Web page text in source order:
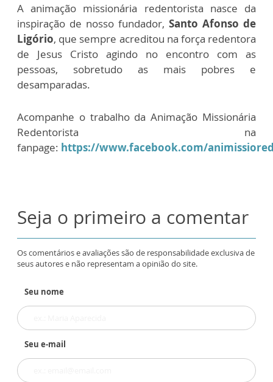
A animação missionária redentorista nasce da
inspiração de nosso fundador, Santo Afonso de
Ligório, que sempre acreditou na força redentora
de Jesus Cristo agindo no encontro com as
pessoas, sobretudo as mais pobres e
desamparadas.
Acompanhe o trabalho da Animação Missionária
Redentorista na
fanpage: https://www.facebook.com/
Seja o primeiro a comentar
Os comentários e avaliações são de responsabilidade exclusiva de
seus autores e não representam a opinião do site.
Seu nome
Seu e-mail